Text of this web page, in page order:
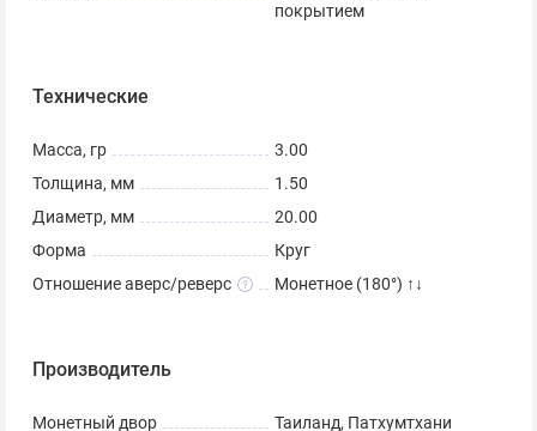
покрытием
Технические
Масса, гр
3.00
Толщина, мм
1.50
Диаметр, мм
20.00
Форма
Круг
Отношение аверс/реверс
Монетное (180°) ↑↓
Производитель
Монетный двор Таиланд, Патхумтхани